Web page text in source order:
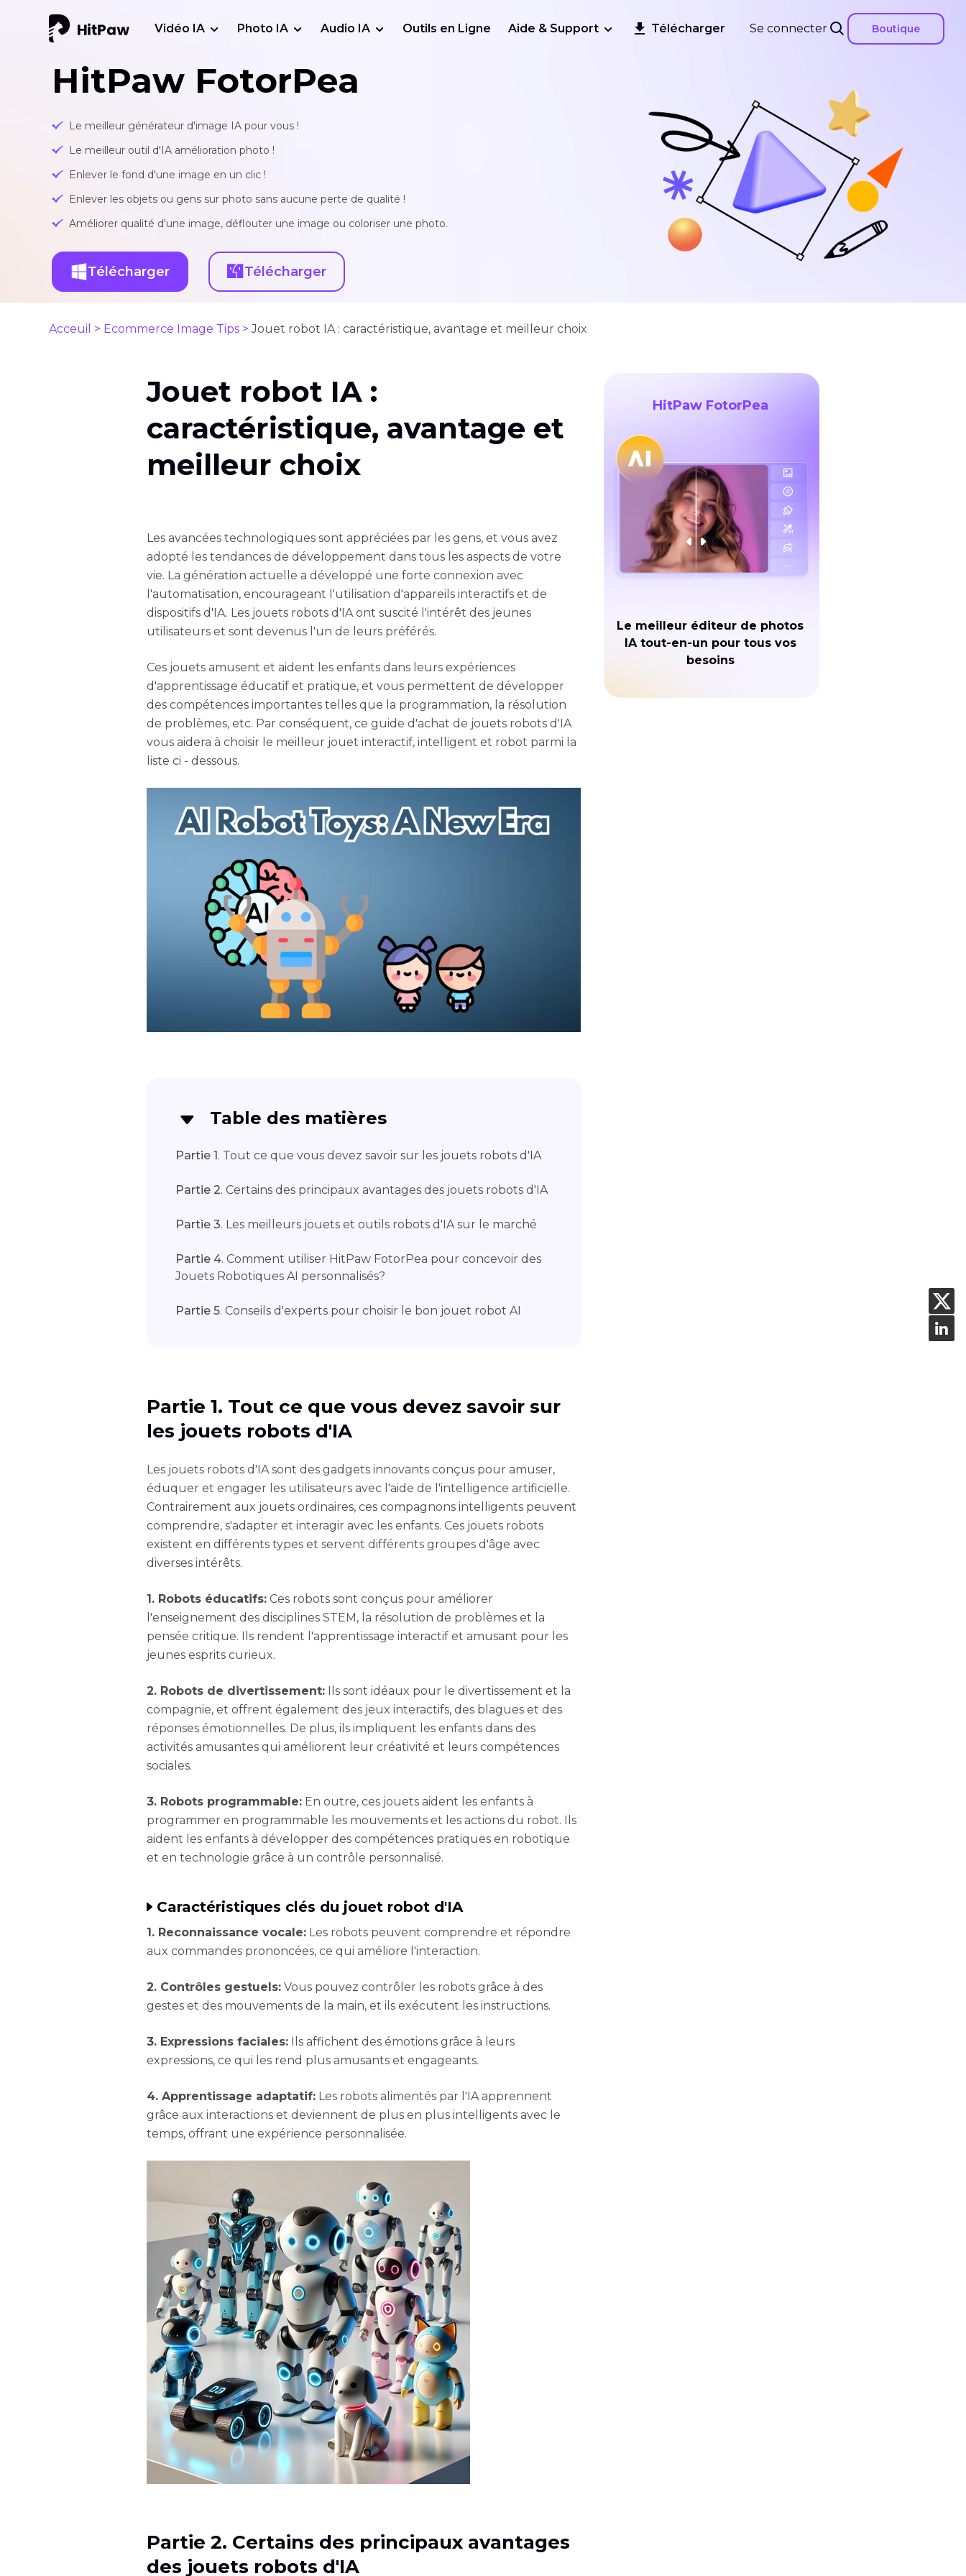
Se connecter Boutique
Vidéo IA Photo IA Audio IA Outils en Ligne Aide & Support Télécharger
HitPaw FotorPea
Le meilleur générateur d'image IA pour vous !
Le meilleur outil d'IA amélioration photo !
Enlever le fond d'une image en un clic !
Enlever les objets ou gens sur photo sans aucune perte de qualité !
Améliorer qualité d'une image, déflouter une image ou coloriser une photo.
Télécharger Télécharger
Acceuil > Ecommerce Image Tips > Jouet robot IA : caractéristique, avantage et meilleur choix
Jouet robot IA :
caractéristique, avantage et
meilleur choix
Les avancées technologiques sont appréciées par les gens, et vous avez
adopté les tendances de développement dans tous les aspects de votre
vie. La génération actuelle a développé une forte connexion avec
l'automatisation, encourageant l'utilisation d'appareils interactifs et de
dispositifs d'IA. Les jouets robots d'IA ont suscité l'intérêt des jeunes
utilisateurs et sont devenus l'un de leurs préférés.
Ces jouets amusent et aident les enfants dans leurs expériences
d'apprentissage éducatif et pratique, et vous permettent de développer
des compétences importantes telles que la programmation, la résolution
de problèmes, etc. Par conséquent, ce guide d'achat de jouets robots d'IA
vous aidera à choisir le meilleur jouet interactif, intelligent et robot parmi la
liste ci - dessous.
Table des matières
Partie 1. Tout ce que vous devez savoir sur les jouets robots d'IA
Partie 2. Certains des principaux avantages des jouets robots d'IA
Partie 3. Les meilleurs jouets et outils robots d'IA sur le marché
Partie 4. Comment utiliser HitPaw FotorPea pour concevoir des
Jouets Robotiques AI personnalisés?
Partie 5. Conseils d'experts pour choisir le bon jouet robot AI
Partie 1. Tout ce que vous devez savoir sur
les jouets robots d'IA
Les jouets robots d'IA sont des gadgets innovants conçus pour amuser,
éduquer et engager les utilisateurs avec l'aide de l'intelligence artificielle.
Contrairement aux jouets ordinaires, ces compagnons intelligents peuvent
comprendre, s'adapter et interagir avec les enfants. Ces jouets robots
existent en différents types et servent différents groupes d'âge avec
diverses intérêts.
1. Robots éducatifs: Ces robots sont conçus pour améliorer
l'enseignement des disciplines STEM, la résolution de problèmes et la
pensée critique. Ils rendent l'apprentissage interactif et amusant pour les
jeunes esprits curieux.
2. Robots de divertissement: Ils sont idéaux pour le divertissement et la
compagnie, et offrent également des jeux interactifs, des blagues et des
réponses émotionnelles. De plus, ils impliquent les enfants dans des
activités amusantes qui améliorent leur créativité et leurs compétences
sociales.
3. Robots programmable: En outre, ces jouets aident les enfants à
programmer en programmable les mouvements et les actions du robot. Ils
aident les enfants à développer des compétences pratiques en robotique
et en technologie grâce à un contrôle personnalisé.
Caractéristiques clés du jouet robot d'IA
1. Reconnaissance vocale: Les robots peuvent comprendre et répondre
aux commandes prononcées, ce qui améliore l'interaction.
2. Contrôles gestuels: Vous pouvez contrôler les robots grâce à des
gestes et des mouvements de la main, et ils exécutent les instructions.
3. Expressions faciales: Ils affichent des émotions grâce à leurs
expressions, ce qui les rend plus amusants et engageants.
4. Apprentissage adaptatif: Les robots alimentés par l'IA apprennent
grâce aux interactions et deviennent de plus en plus intelligents avec le
temps, offrant une expérience personnalisée.
Partie 2. Certains des principaux avantages
des jouets robots d'IA
HitPaw FotorPea
Le meilleur éditeur de photos
IA tout-en-un pour tous vos
besoins